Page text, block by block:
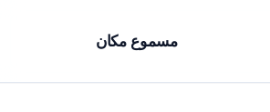
مسموع مكان